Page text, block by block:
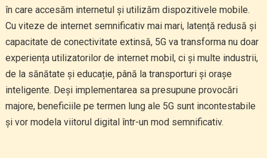
în care accesăm internetul și utilizăm dispozitivele mobile.
Cu viteze de internet semnificativ mai mari, latență redusă și
capacitate de conectivitate extinsă, 5G va transforma nu doar
experiența utilizatorilor de internet mobil, ci și multe industrii,
de la sănătate și educație, până la transporturi și orașe
inteligente. Deși implementarea sa presupune provocări
majore, beneficiile pe termen lung ale 5G sunt incontestabile
și vor modela viitorul digital într-un mod semnificativ.